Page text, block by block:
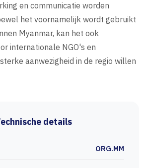
en communicatie worden
het voornamelijk wordt gebruikt
Myanmar, kan het ook
internationale NGO's en
aanwezigheid in de regio willen
details
ORG.MM